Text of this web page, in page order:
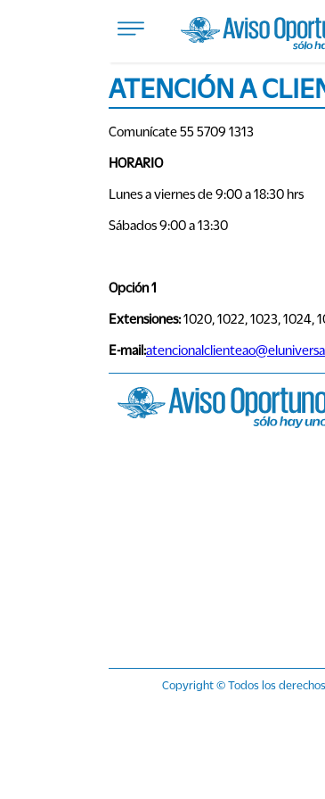
ATENCIÓN A
Comunícate55 5709 1313
HORARIO
Lunes a viernes de 9:00 a 18:30 hrs
Sábados 9:00 a 13:30
Opción 1
Extensiones:1020, 1022, 1023, 1024,
E-mail:
Copyright © Todos los